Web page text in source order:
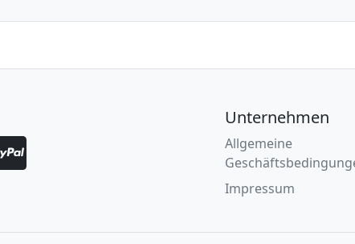
Unternehmen
Allgemeine
Impressum